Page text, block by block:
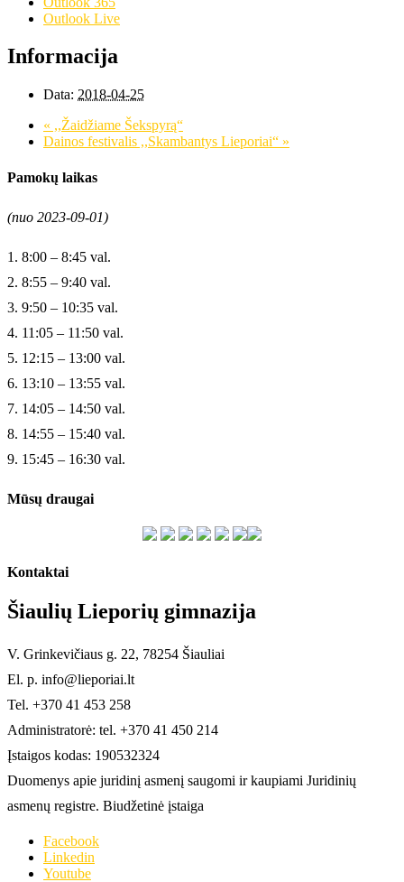
Outlook Live
Informacija
Data: 2018-04-25
« ,,Žaidžiame Šekspyrą“
Dainos festivalis ,,Skambantys Lieporiai“ »
Pamokų laikas
(nuo 2023-09-01)
1. 8:00 – 8:45 val.
2. 8:55 – 9:40 val.
3. 9:50 – 10:35 val.
4. 11:05 – 11:50 val.
5. 12:15 – 13:00 val.
6. 13:10 – 13:55 val.
7. 14:05 – 14:50 val.
8. 14:55 – 15:40 val.
9. 15:45 – 16:30 val.
Mūsų draugai
Kontaktai
Šiaulių Lieporių gimnazija
V. Grinkevičiaus g. 22, 78254 Šiauliai
El. p. info@lieporiai.lt
Tel. +370 41 453 258
Administratorė: tel. +370 41 450 214
Įstaigos kodas: 190532324
Duomenys apie juridinį asmenį saugomi ir kaupiami Juridinių
asmenų registre. Biudžetinė įstaiga
Facebook
Linkedin
Youtube